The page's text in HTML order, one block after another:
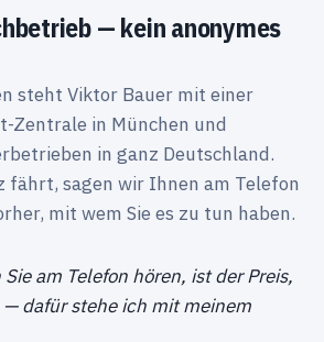
— kein anonymes
steht Viktor Bauer mit einer
Zentrale in München und
in ganz Deutschland.
fährt, sagen wir Ihnen am Telefon
mit wem Sie es zu tun haben.
Sie am Telefon hören, ist der Preis,
— dafür stehe ich mit meinem